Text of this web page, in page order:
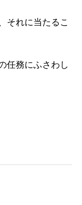
それに当たるこ
任務にふさわし